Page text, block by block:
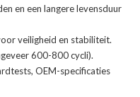
en een langere levensduur
veiligheid en stabiliteit.
600-800 cycli).
OEM-specificaties